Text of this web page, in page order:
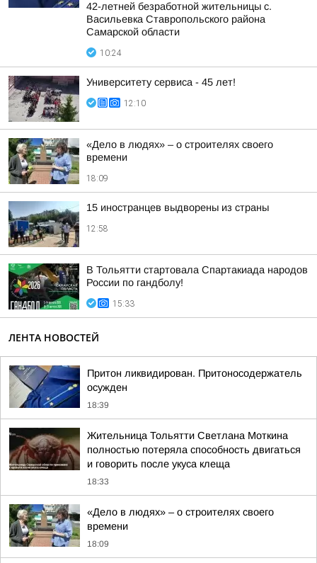
42-летней безработной жительницы с.
Васильевка Ставропольского района
Самарской области
10:24
Университету сервиса - 45 лет!
12:10
«Дело в людях» – о строителях своего
времени
18:09
15 иностранцев выдворены из страны
12:58
В Тольятти стартовала Спартакиада народов
России по гандболу!
15:33
ЛЕНТА НОВОСТЕЙ
Притон ликвидирован. Притоносодержатель
осужден
18:39
Жительница Тольятти Светлана Моткина
полностью потеряла способность двигаться
и говорить после укуса клеща
18:33
«Дело в людях» – о строителях своего
времени
18:09